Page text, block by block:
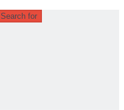
Search for